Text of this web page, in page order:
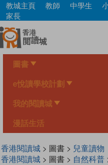
Skip
main
content
教城主頁 教師 中學生
家長
圖書
e悅讀學校計劃
我的閱讀城
漫話生活
香港閱讀城> 圖書 > 兒童讀物
香港閱讀城> 圖書 > 自然科普